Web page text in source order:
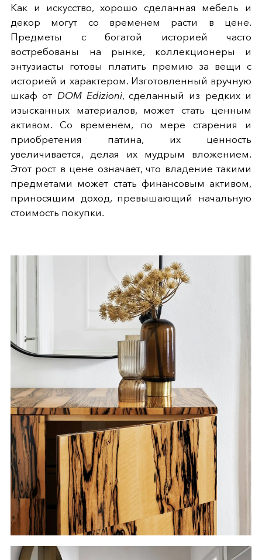
Как и искусство, хорошо сделанная мебель и
декор могут со временем расти в цене.
Предметы с богатой историей часто
востребованы на рынке, коллекционеры и
энтузиасты готовы платить премию за вещи с
историей и характером. Изготовленный вручную
шкаф от DOM Edizioni, сделанный из редких и
изысканных материалов, может стать ценным
активом. Со временем, по мере старения и
приобретения патина, их ценность
увеличивается, делая их мудрым вложением.
Этот рост в цене означает, что владение такими
предметами может стать финансовым активом,
приносящим доход, превышающий начальную
стоимость покупки.